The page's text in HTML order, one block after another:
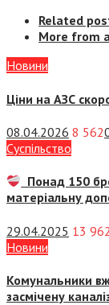
Related
More from
Новини
Ціни на АЗС
08.04.2026 8 562
Суспiльство
Понад 150
матеріальну
29.04.2025 13 962
Новини
Комунальники
засмічену